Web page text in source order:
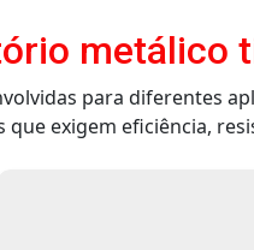
metálico
para diferentes
exigem eficiência,